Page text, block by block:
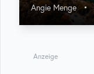
Angie Menge •
Anzeige